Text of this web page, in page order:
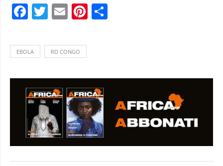
Facebook
Twitter
EmailPinterest
EBOLA RD CONGO